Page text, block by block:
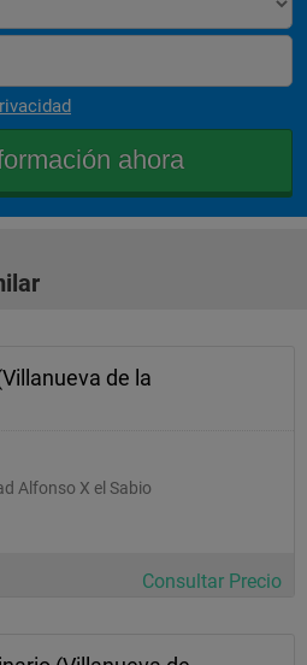
de la
Alfonso X el Sabio
Consultar Precio